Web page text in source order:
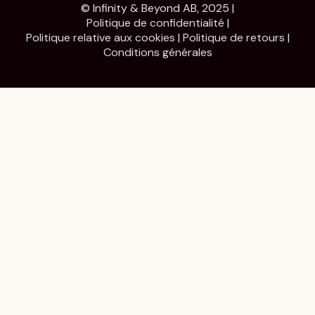
© Infinity & Beyond AB, 2025 |
Politique de confidentialité |
Politique relative aux cookies | Politique de retours |
Conditions générales